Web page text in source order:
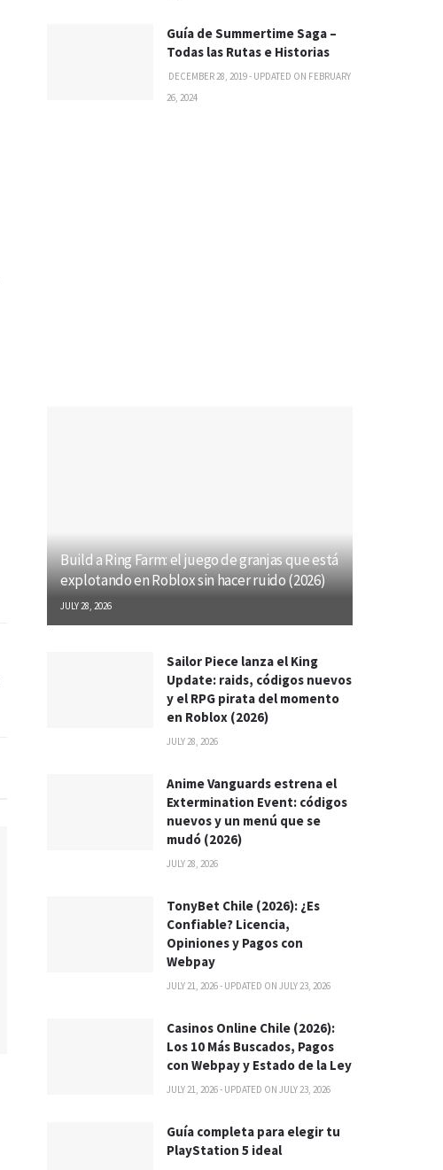
Guía de Summertime Saga –
Todas las Rutas e Historias
DECEMBER 28, 2019 - UPDATED ON FEBRUARY
26, 2024
Build a Ring Farm: el juego de granjas que está
explotando en Roblox sin hacer ruido (2026)
JULY 28, 2026
Sailor Piece lanza el King
Update: raids, códigos nuevos
y el RPG pirata del momento
en Roblox (2026)
JULY 28, 2026
Anime Vanguards estrena el
Extermination Event: códigos
nuevos y un menú que se
mudó (2026)
JULY 28, 2026
TonyBet Chile (2026): ¿Es
Confiable? Licencia,
Opiniones y Pagos con
Webpay
JULY 21, 2026 - UPDATED ON JULY 23, 2026
Casinos Online Chile (2026):
Los 10 Más Buscados, Pagos
con Webpay y Estado de la Ley
JULY 21, 2026 - UPDATED ON JULY 23, 2026
Guía completa para elegir tu
PlayStation 5 ideal